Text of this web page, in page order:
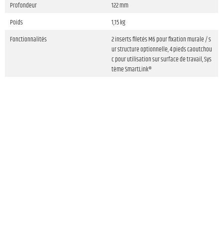
Profondeur
122 mm
Poids
1,15 kg
Fonctionnalités
2 inserts filetés M6 pour fixation murale / s
ur structure optionnelle, 4 pieds caoutchou
c pour utilisation sur surface de travail, Sys
tème SmartLink®